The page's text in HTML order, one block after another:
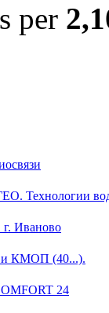
per
Технологии
г. Иваново
и КМОП (40...).
24